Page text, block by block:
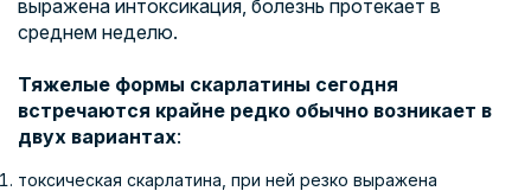
выражена интоксикация, болезнь протекает в
среднем неделю.
Тяжелые формы скарлатины сегодня
встречаются крайне редко обычно возникает в
двух вариантах:
токсическая скарлатина, при ней резко выражена